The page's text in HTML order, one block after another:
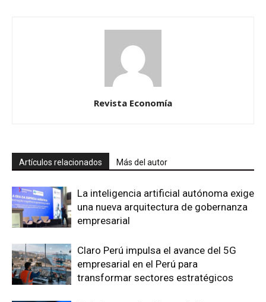
Revista Economía
Artículos relacionados Más del autor
La inteligencia artificial autónoma exige
una nueva arquitectura de gobernanza
empresarial
Claro Perú impulsa el avance del 5G
empresarial en el Perú para
transformar sectores estratégicos